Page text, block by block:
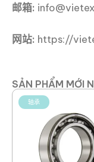
邮箱:
网站: https://
SẢN PHẨM MỚI
轴承